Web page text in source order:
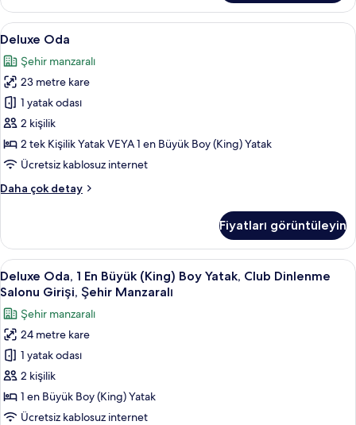
Kişilik
Yatak,
Dağ
hakkında
daha
fazla
detay
Deluxe
Oda
için
tüm
fotoğrafları
görün
Kaliteli yatak takımı, odada kasa, masa
2
Deluxe Oda
Şehir manzaralı
23 metre kare
1 yatak odası
2 kişilik
2 tek Kişilik Yatak VEYA 1 en Büyük Boy (King) Yatak
Ücretsiz kablosuz internet
Daha çok detay
Deluxe
fazla
detay
Fiyatları görüntüleyin
Deluxe
Oda,
1
En
Büyük
(King)
Boy
Yatak,
Club
Kaliteli yatak takımı, odada kasa, masa
2
Deluxe Oda, 1 En Büyük (King) Boy Yatak, Club Dinlenme
Salonu Girişi, Şehir Manzaralı
Şehir manzaralı
24 metre kare
1 yatak odası
2 kişilik
1 en Büyük Boy (King) Yatak
Ücretsiz kablosuz internet